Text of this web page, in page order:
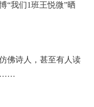
我们1班王悦微”晒
诗人，甚至有人读
……